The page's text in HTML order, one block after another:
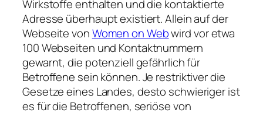
Wirkstoffe enthalten und die kontaktierte
Adresse überhaupt existiert. Allein auf der
Webseite vonWomen on Webwird vor etwa
100 Webseiten und Kontaktnummern
gewarnt, die potenziell gefährlich für
Betroffene sein können. Je restriktiver die
Gesetze eines Landes, desto schwieriger ist
es für die Betroffenen, seriöse von